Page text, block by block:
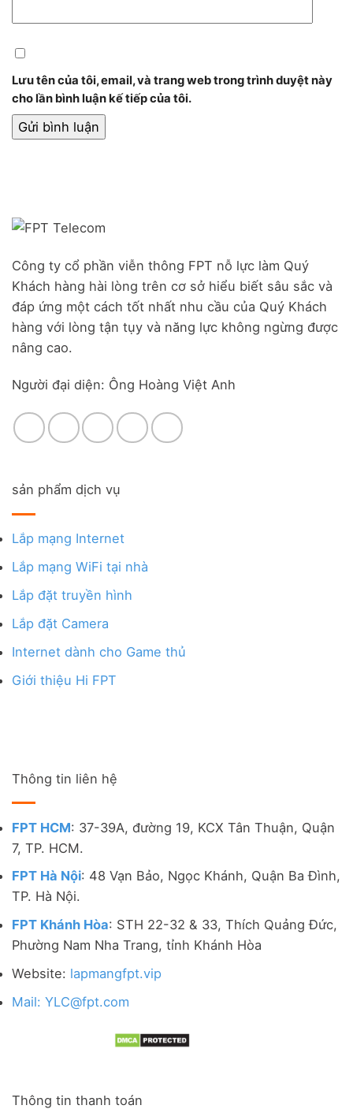
Lưu tên của tôi, email, và trang web trong trình duyệt này
cho lần bình luận kế tiếp của tôi.
Công ty cổ phần viễn thông FPT nỗ lực làm Quý
Khách hàng hài lòng trên cơ sở hiểu biết sâu sắc và
đáp ứng một cách tốt nhất nhu cầu của Quý Khách
hàng với lòng tận tụy và năng lực không ngừng được
nâng cao.
Người đại diện: Ông Hoàng Việt Anh
sản phẩm dịch vụ
Lắp mạng Internet
Lắp mạng WiFi tại nhà
Lắp đặt truyền hình
Lắp đặt Camera
Internet dành cho Game thủ
Giới thiệu Hi FPT
Thông tin liên hệ
FPT HCM: 37-39A, đường 19, KCX Tân Thuận, Quận
7, TP. HCM.
FPT Hà Nội: 48 Vạn Bảo, Ngọc Khánh, Quận Ba Đình,
TP. Hà Nội.
FPT Khánh Hòa: STH 22-32 & 33, Thích Quảng Đức,
Phường Nam Nha Trang, tỉnh Khánh Hòa
Website: lapmangfpt.vip
Mail: YLC@fpt.com
Thông tin thanh toán